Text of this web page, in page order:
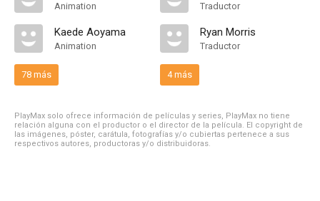
Animation
Kaede Aoyama
Animation
78 más
Traductor
Ryan Morris
Traductor
4 más
PlayMax solo ofrece información de películas y series, PlayMax no tiene
relación alguna con el productor o el director de la película. El copyright de
las imágenes, póster, carátula, fotografías y/o cubiertas pertenece a sus
respectivos autores, productoras y/o distribuidoras.